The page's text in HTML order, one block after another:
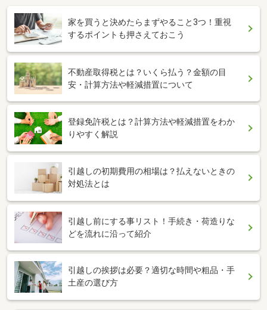
家を買うと決めたらまずやること3つ！重視
するポイントも押さえておこう
不動産取得税とは？いくら払う？金額の目
安・計算方法や軽減措置について
登録免許税とは？計算方法や軽減措置をわか
りやすく解説
引越しの初期費用の相場は？払えないときの
対処法とは
引越し前にする事リスト！手続き・荷造りな
どを流れに沿って紹介
引越しの挨拶は必要？適切な時間や粗品・手
土産の選び方